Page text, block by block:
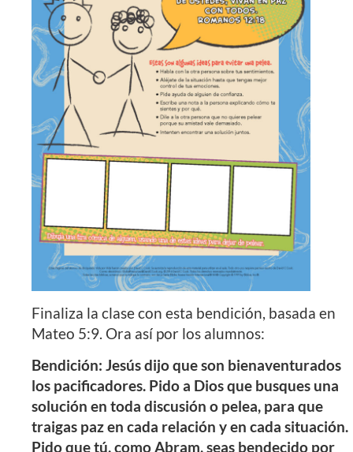
Finaliza la clase con esta bendición, basada en
Mateo 5:9. Ora así por los alumnos:
Bendición: Jesús dijo que son bienaventurados
los pacificadores. Pido a Dios que busques una
solución en toda discusión o pelea, para que
traigas paz en cada relación y en cada situación.
Pido que tú, como Abram, seas bendecido por